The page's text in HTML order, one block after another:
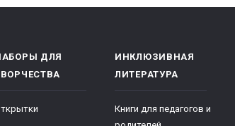
ДЛЯ
ИНКЛЮЗИВНАЯ
ЛИТЕРАТУРА
Книги для педагогов и